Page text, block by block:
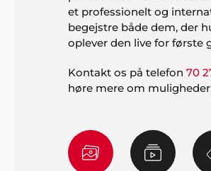
et professionelt og
begejstre både dem, der
oplever den live for første
Kontakt os på telefon 70
høre mere om